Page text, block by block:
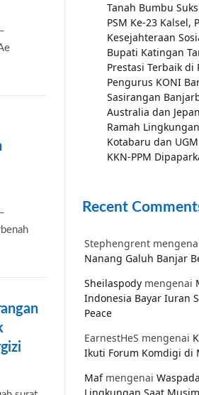
Tanah Bumbu
PSM Ke-23 Kalsel,
Kesejahteraan
Bupati Katingan
Prestasi Terbaik di
Pengurus KONI
Sasirangan
Australia dan
Ramah Lingkungan
Kotabaru dan
KKN-PPM
Recent
Stephengrent
Nanang Galuh Banjar
Sheilaspody mengenai
Indonesia Bayar Iuran
Peace
EarnestHeS mengenai
Ikuti Forum Komdigi di
Mafmengenai